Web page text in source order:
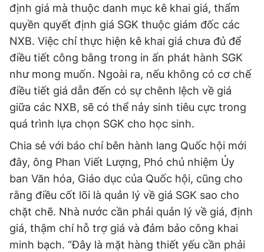
định giá mà thuộc danh mục kê khai giá, thẩm
quyền quyết định giá SGK thuộc giám đốc các
NXB. Việc chỉ thực hiện kê khai giá chưa đủ để
điều tiết công bằng trong in ấn phát hành SGK
như mong muốn. Ngoài ra, nếu không có cơ chế
điều tiết giá dẫn đến có sự chênh lệch về giá
giữa các NXB, sẽ có thể nảy sinh tiêu cực trong
quá trình lựa chọn SGK cho học sinh.
Chia sẻ với báo chí bên hành lang Quốc hội mới
đây, ông Phan Viết Lượng, Phó chủ nhiệm Ủy
ban Văn hóa, Giáo dục của Quốc hội, cũng cho
rằng điều cốt lõi là quản lý về giá SGK sao cho
chặt chẽ. Nhà nước cần phải quản lý về giá, định
giá, thậm chí hỗ trợ giá và đảm bảo công khai
minh bạch. “Đây là mặt hàng thiết yếu cần phải